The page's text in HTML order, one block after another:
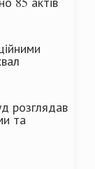
розглядав
та